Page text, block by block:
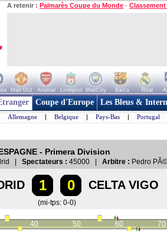
A retenir : Palmarès Coupe du Monde -
Man Utd Arsenal Liverpool ManCity Barca Real
Coupe d'Europe Les Bleus &
Allemagne | Belgique | Pays-Bas | Portugal
- Primera Division
| Spectateurs : 45000 | Arbitre : Pedro
1 0 CELTA VIGO
(mi-tps: 0-0)
40 50 60 70